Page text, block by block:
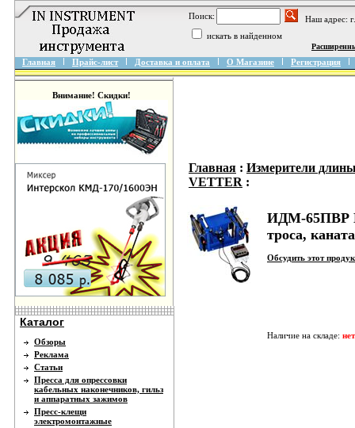
Поиск:
Наш адрес:
искать в найденном
Главная Прайс-лист Доставка и оплата О Магазине Регистрация
Внимание! Скидки!
Каталог
Обзоры
Реклама
Статьи
Пресса для опрессовки
кабельных наконечников, гильз
и аппаратных зажимов
Пресс-клещи
электромонтажные
Главная : Измерители
VETTER :
ИДМ-65ПВР
троса, каната
Обсудить этот
Наличие на складе: нет